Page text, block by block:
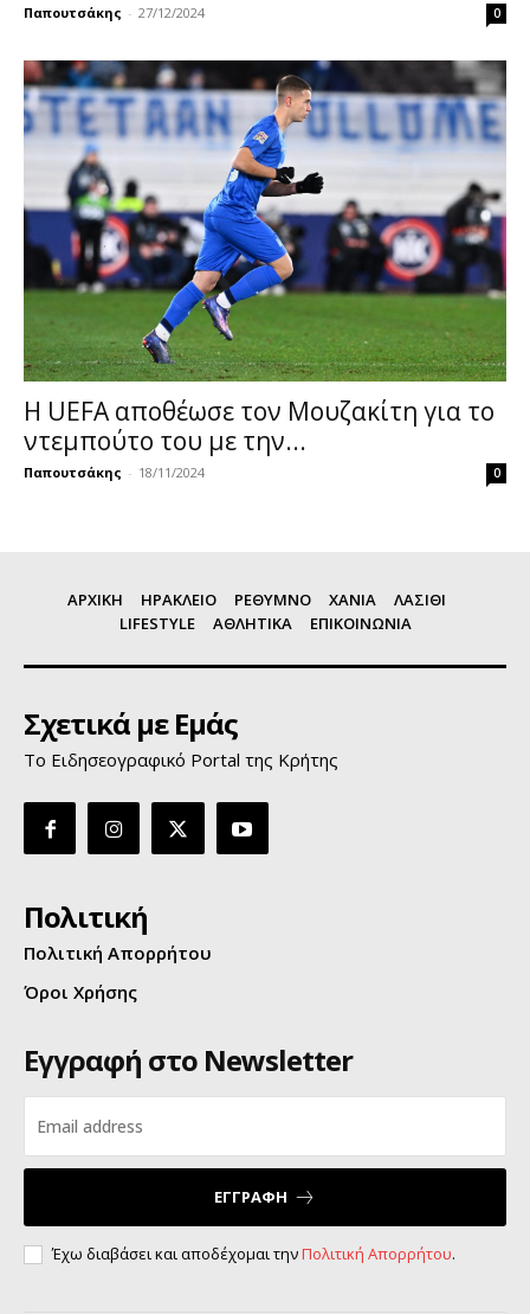
Παπουτσάκης - 27/12/2024 0
Η UEFA αποθέωσε τον Μουζακίτη για το
ντεμπούτο του με την...
Παπουτσάκης - 18/11/2024 0
ΑΡΧΙΚΗ ΗΡΑΚΛΕΙΟ ΡΕΘΥΜΝΟ ΧΑΝΙΑ
ΛΑΣΙΘΙ
LIFESTYLE
ΑΘΛΗΤΙΚΑ ΕΠΙΚΟΙΝΩΝΙΑ
Σχετικά με Εμάς
Το Ειδησεογραφικό Portal της Κρήτης
Πολιτική
Πολιτική Απορρήτου
Όροι Χρήσης
Εγγραφή στο Newsletter
ΕΓΓΡΑΦΗ
Έχω διαβάσει και αποδέχομαι τηνΠολιτική Απορρήτου.